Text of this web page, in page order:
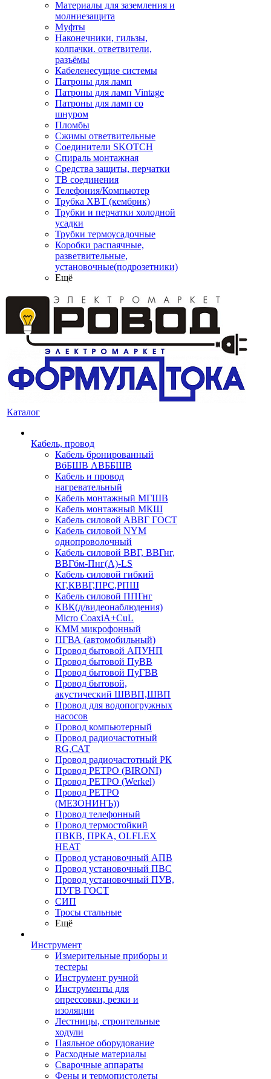
Материалы для заземления и
молниезащита
Муфты
Наконечники, гильзы,
колпачки. ответвители,
разъёмы
Кабеленесущие системы
Патроны для ламп
Патроны для ламп Vintage
Патроны для ламп со
шнуром
Пломбы
Сжимы ответвительные
Соединители SKOTCH
Спираль монтажная
Средства защиты, перчатки
ТВ соединения
Телефония/Компьютер
Трубка ХВТ (кембрик)
Трубки и перчатки холодной
усадки
Трубки термоусадочные
Коробки распаячные,
разветвительные,
установочные(подрозетники)
Ещё
Каталог
Кабель, провод
Кабель бронированный
ВбБШВ АВББШВ
Кабель и провод
нагревательный
Кабель монтажный МГШВ
Кабель монтажный МКШ
Кабель силовой АВВГ ГОСТ
Кабель силовой NYM
однопроволочный
Кабель силовой ВВГ, ВВГнг,
ВВГбм-Пнг(А)-LS
Кабель силовой гибкий
КГ,КВВГ,ПРС,РПШ
Кабель силовой ППГнг
КВК(д/видеонаблюдения)
Micro CoaxiA+CuL
КММ микрофонный
ПГВА (автомобильный)
Провод бытовой АПУНП
Провод бытовой ПуВВ
Провод бытовой ПуГВВ
Провод бытовой,
акустический ШВВП,ШВП
Провод для водопогружных
насосов
Провод компьютерный
Провод радиочастотный
RG,САТ
Провод радиочастотный РК
Провод РЕТРО (BIRONI)
Провод РЕТРО (Werkel)
Провод РЕТРО
(МЕЗОНИНЪ))
Провод телефонный
Провод термостойкий
ПВКВ, ПРКА, OLFLEX
HEAT
Провод установочный АПВ
Провод установочный ПВС
Провод установочный ПУВ,
ПУГВ ГОСТ
СИП
Тросы стальные
Ещё
Инструмент
Измерительные приборы и
тестеры
Инструмент ручной
Инструменты для
опрессовки, резки и
изоляции
Лестницы, строительные
ходули
Паяльное оборудование
Расходные материалы
Сварочные аппараты
Фены и термопистолеты